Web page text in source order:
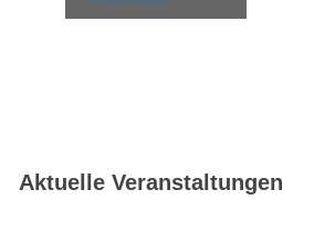
Aktuelle Veranstaltungen